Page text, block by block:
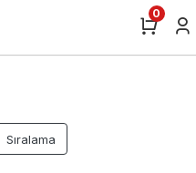
0
Sıralama